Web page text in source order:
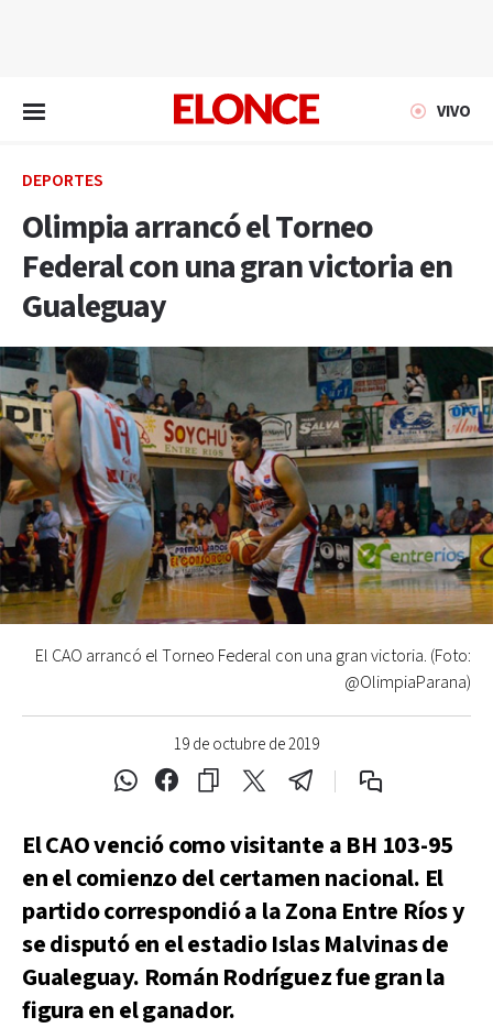
VIVO
DEPORTES
Olimpia arrancó el Torneo
Federal con una gran victoria en
Gualeguay
19 de octubre de 2019
El CAO arrancó el Torneo Federal con una gran victoria. (Foto:
@OlimpiaParana)
El CAO venció como visitante a BH 103-95
en el comienzo del certamen nacional. El
partido correspondió a la Zona Entre Ríos y
se disputó en el estadio Islas Malvinas de
Gualeguay. Román Rodríguez fue gran la
figura en el ganador.